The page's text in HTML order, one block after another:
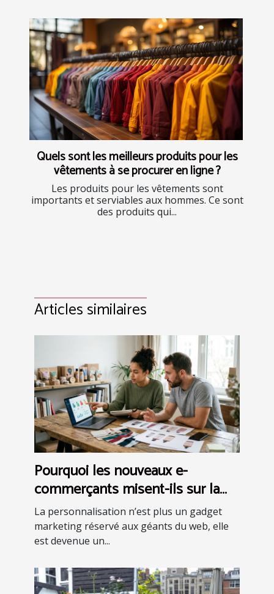
Quels sont les meilleurs produits pour les
vêtements à se procurer en ligne ?
Les produits pour les vêtements sont
importants et serviables aux hommes. Ce sont
des produits qui...
Articles similaires
Pourquoi les nouveaux e-
commerçants misent-ils sur la
personnalisation avancée ?
La personnalisation n’est plus un gadget
marketing réservé aux géants du web, elle
est devenue un...